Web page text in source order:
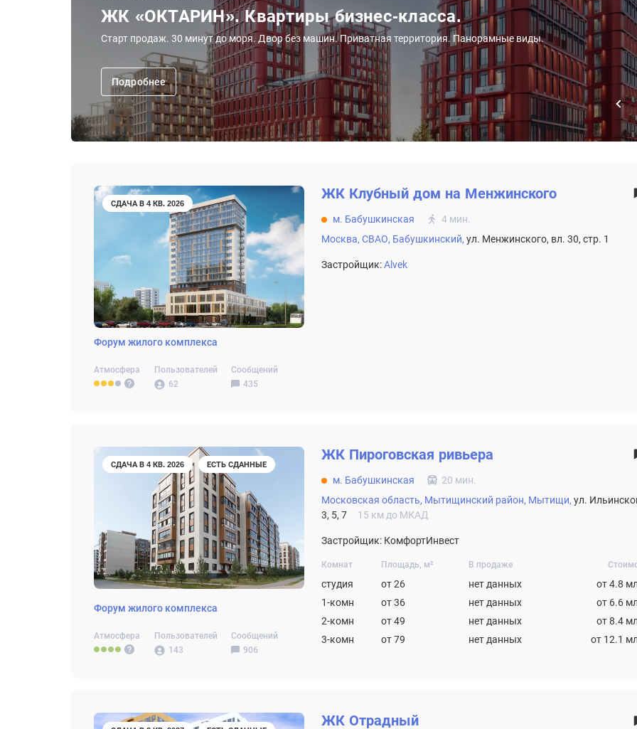
ЖК «ОКТАРИН». Квартиры бизнес-класса.
Старт продаж. 30 минут до моря. Двор без машин. Приватная территория. Панорамные виды.
Подробнее
СДАЧА В 4 КВ. 2026
Форум жилого комплекса
Атмосфера
Пользователей
62
Сообщений
435
ЖК Клубный дом на Менжинского
м. Бабушкинская
4 мин.
Москва, СВАО, Бабушкинский, ул. Менжинского, вл. 30, стр. 1
Застройщик:Alvek
СДАЧА В 4 КВ. 2026 ЕСТЬ СДАННЫЕ
Форум жилого комплекса
Атмосфера
Пользователей
143
Сообщений
906
ЖК Пироговская ривьера
м. Бабушкинская
20 мин.
Московская область, Мытищинский район, Мытищи, ул.
3, 5, 7
15 км до МКАД
Застройщик: КомфортИнвест
Комнат Площадь, м² В продаже
студия от 26 нет данных
от 4.8
1-комн
от 36 нет данных
от 6.6
2-комн
от 49 нет данных
от 8.4
3-комн
от 79 нет данных от 12.1
ЖК Отрадный